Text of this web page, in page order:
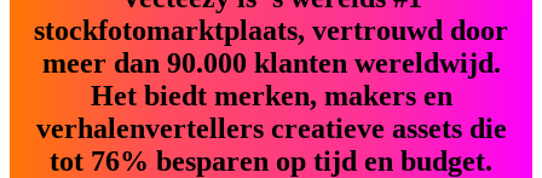
stockfotomarktplaats, vertrouwd door
meer dan 90.000 klanten wereldwijd.
Het biedt merken, makers en
verhalenvertellers creatieve assets die
tot 76% besparen op tijd en budget.